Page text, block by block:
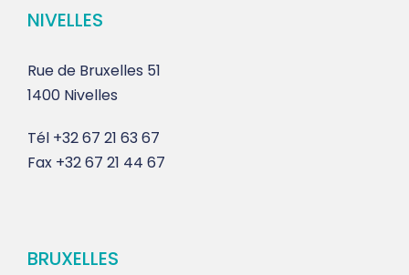
NIVELLES
Rue de Bruxelles 51
1400 Nivelles
Tél +32 67 21 63 67
Fax +32 67 21 44 67
BRUXELLES